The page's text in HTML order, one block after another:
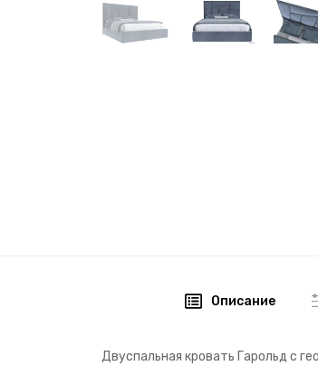
Описание
Двуспальная кровать Гарольд с